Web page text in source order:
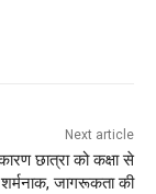
Next article
छात्रा को कक्षा से
जागरूकता की